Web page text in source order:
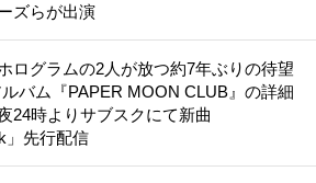
ズらが出演
ログラムの2人が放つ約7年ぶりの待望
バム『PAPER MOON CLUB』の詳細
24時よりサブスクにて新曲
」先行配信